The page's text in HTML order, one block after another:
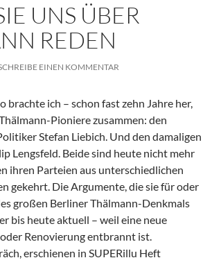
UNS ÜBER
REDEN
EINEN KOMMENTAR
brachte ich – schon fast zehn Jahre her,
Pioniere zusammen: den
Stefan Liebich. Und den damaligen
Lengsfeld. Beide sind heute nicht mehr
ihren Parteien aus unterschiedlichen
gekehrt. Die Argumente, die sie für oder
großen Berliner Thälmann-Denkmals
bis heute aktuell – weil eine neue
Renovierung entbrannt ist.
erschienen in SUPERillu Heft